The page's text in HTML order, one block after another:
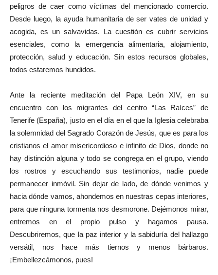
peligros de caer como víctimas del mencionado comercio.
Desde luego, la ayuda humanitaria de ser vates de unidad y
acogida, es un salvavidas. La cuestión es cubrir servicios
esenciales, como la emergencia alimentaria, alojamiento,
protección, salud y educación. Sin estos recursos globales,
todos estaremos hundidos.
Ante la reciente meditación del Papa León XIV, en su
encuentro con los migrantes del centro “Las Raíces” de
Tenerife (España), justo en el día en el que la Iglesia celebraba
la solemnidad del Sagrado Corazón de Jesús, que es para los
cristianos el amor misericordioso e infinito de Dios, donde no
hay distinción alguna y todo se congrega en el grupo, viendo
los rostros y escuchando sus testimonios, nadie puede
permanecer inmóvil. Sin dejar de lado, de dónde venimos y
hacia dónde vamos, ahondemos en nuestras cepas interiores,
para que ninguna tormenta nos desmorone. Dejémonos mirar,
entremos en el propio pulso y hagamos pausa.
Descubriremos, que la paz interior y la sabiduría del hallazgo
versátil, nos hace más tiernos y menos bárbaros.
¡Embellezcámonos, pues!